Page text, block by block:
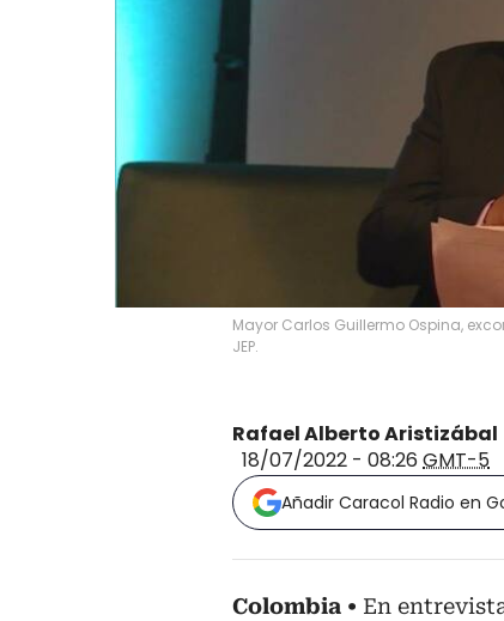
Mayor Carlos Guillermo Ospina,
JEP.
Rafael Alberto Aristizábal
18/07/2022 - 08:26 GMT-5
Añadir Caracol Radio en
Colombia En